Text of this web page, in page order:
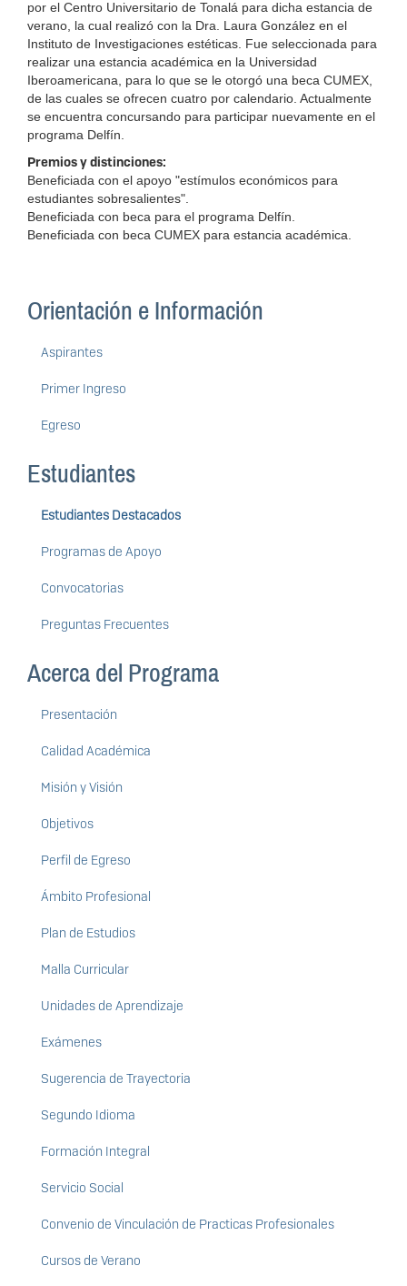
por el Centro Universitario de Tonalá para dicha estancia de
verano, la cual realizó con la Dra. Laura González en el
Instituto de Investigaciones estéticas. Fue seleccionada para
realizar una estancia académica en la Universidad
Iberoamericana, para lo que se le otorgó una beca CUMEX,
de las cuales se ofrecen cuatro por calendario. Actualmente
se encuentra concursando para participar nuevamente en el
programa Delfín.
Premios y distinciones:
Beneficiada con el apoyo "estímulos económicos para
estudiantes sobresalientes".
Beneficiada con beca para el programa Delfín.
Beneficiada con beca CUMEX para estancia académica.
Orientación e Información
Aspirantes
Primer Ingreso
Egreso
Estudiantes
Estudiantes Destacados
Programas de Apoyo
Convocatorias
Preguntas Frecuentes
Acerca del Programa
Presentación
Calidad Académica
Misión y Visión
Objetivos
Perfil de Egreso
Ámbito Profesional
Plan de Estudios
Malla Curricular
Unidades de Aprendizaje
Exámenes
Sugerencia de Trayectoria
Segundo Idioma
Formación Integral
Servicio Social
Convenio de Vinculación de Practicas Profesionales
Cursos de Verano